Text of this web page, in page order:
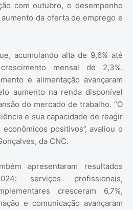
com outubro, o desempenho
da oferta de emprego e
acumulando alta de 9,6% até
mensal de 2,3%.
e alimentação avançaram
aumento na renda disponível
do mercado de trabalho. “O
e sua capacidade de reagir
positivos”, avaliou o
da CNC.
apresentaram resultados
serviços profissionais,
cresceram 6,7%,
e comunicação avançaram